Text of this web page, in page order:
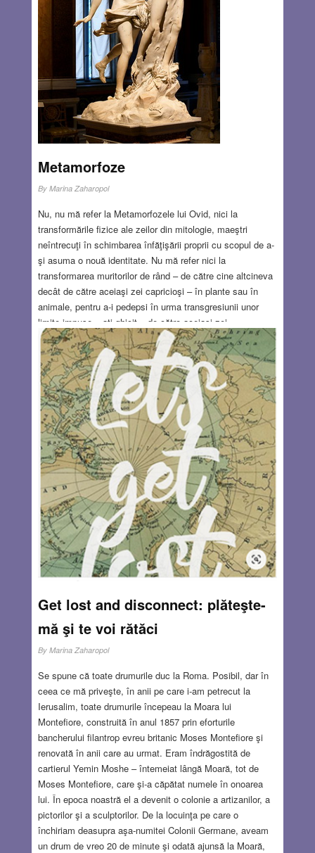
Metamorfoze
By Marina Zaharopol
Nu, nu mă refer la Metamorfozele lui Ovid, nici la
transformările fizice ale zeilor din mitologie, maeştri
neîntrecuţi în schimbarea înfăţişării proprii cu scopul de a-
şi asuma o nouă identitate. Nu mă refer nici la
transformarea muritorilor de rând – de către cine altcineva
decât de către aceiaşi zei capricioşi – în plante sau în
animale, pentru a-i pedepsi în urma transgresiunii unor
limite impuse – aţi ghicit – de către aceiaşi zei
atotputernici. Şi în nici un caz nu voi discuta metamorfoza
lui Gregor Samsa într-un gândac, în celebra nuvelă
existenţială a lui Franz Kafka Metamorfoza: o
transformare subită a înfăţişării, urmată de o schimbare
treptată comportamentală – evenimente în care intervenţia
divină nu-şi mai are locul. Mă refer la tendinţa modernă de
a metamorfoza opere literare renumite în cu totul altceva.
Acest obiectiv se realizează mai ales prin simpla
schimbare a perspectivei, a unghiului de percepţie
alacţiunii. Metoda cea mai frecventă în aceste interpretări
alternative este elevarea unui personaj secundar dintr-o
lucrare clasică şi foarte cunoscută la rangul de
protagonist/ă principal/ă. Viziunea lui/ei devine dominantă
şi este prezentată cititorului ca atare.
Read more…
JAN 27, 2022 12 COMMENTS
Get lost and disconnect: plăteşte-
mă şi te voi rătăci
By Marina Zaharopol
Se spune că toate drumurile duc la Roma. Posibil, dar în
ceea ce mă priveşte, în anii pe care i-am petrecut la
Ierusalim, toate drumurile începeau la Moara lui
Montefiore, construită în anul 1857 prin eforturile
bancherului filantrop evreu britanic Moses Montefiore şi
renovată în anii care au urmat. Eram îndrăgostită de
cartierul Yemin Moshe – întemeiat lângă Moară, tot de
Moses Montefiore, care şi-a căpătat numele în onoarea
lui. În epoca noastră el a devenit o colonie a artizanilor, a
pictorilor şi a sculptorilor. De la locuinţa pe care o
închiriam deasupra aşa-numitei Colonii Germane, aveam
un drum de vreo 20 de minute şi odată ajunsă la Moară,